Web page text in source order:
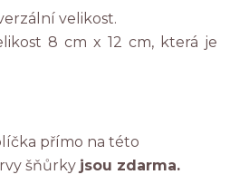
velikost.
8 cm x 12 cm, která je
přímo na této
šňůrky jsou zdarma.